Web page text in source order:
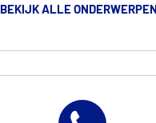
BEKIJK ALLE ONDERWERPEN